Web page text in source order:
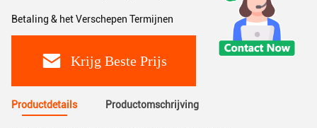
Betaling & het Verschepen Termijnen
Krijg Beste Prijs
Productdetails Productomschrijving